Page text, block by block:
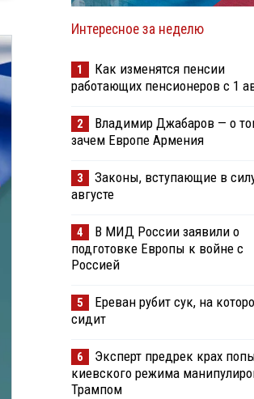
Интересное за неделю
1
Как изменятся пенсии
работающих пенсионеров с 1
2
Владимир Джабаров — о
зачем Европе Армения
3
Законы, вступающие в
августе
4
В МИД России заявили о
подготовке Европы к войне с
Россией
5
Ереван рубит сук, на
сидит
6
Эксперт предрек крах
киевского режима
Трампом